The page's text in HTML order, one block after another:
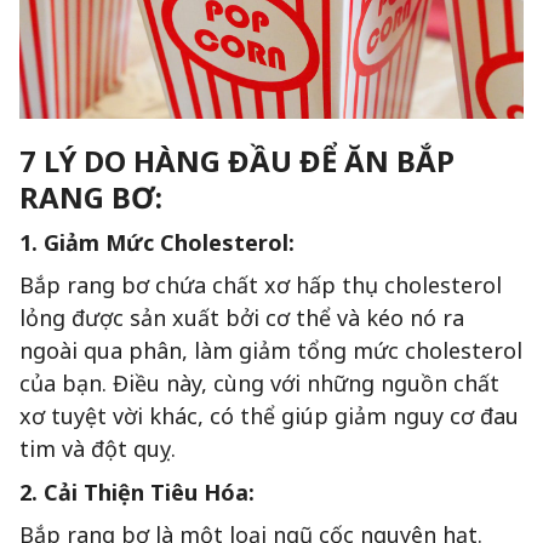
7 LÝ DO HÀNG ĐẦU ĐỂ ĂN BẮP
RANG BƠ:
1. Giảm Mức Cholesterol:
Bắp rang bơ chứa chất xơ hấp thụ cholesterol
lỏng được sản xuất bởi cơ thể và kéo nó ra
ngoài qua phân, làm giảm tổng mức cholesterol
của bạn. Điều này, cùng với những nguồn chất
xơ tuyệt vời khác, có thể giúp giảm nguy cơ đau
tim và đột quỵ.
2. Cải Thiện Tiêu Hóa:
Bắp rang bơ là một loại ngũ cốc nguyên hạt.